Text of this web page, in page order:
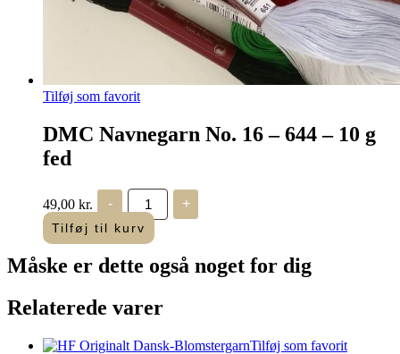
Tilføj som favorit
DMC Navnegarn No. 16 – 644 – 10 g
fed
49,00 kr. -
DMC
Navnegarn
No.
16
644
g
antal
+
Tilføj til kurv
Måske er dette også noget for dig
Relaterede varer
Tilføj som favorit